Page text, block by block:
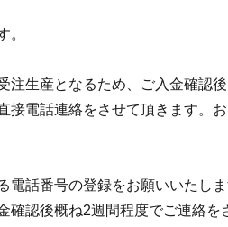
。
注生産となるため、ご入金確認
接電話連絡をさせて頂きます。
話番号の登録をお願いいたしま
確認後概ね2週間程度でご連絡を